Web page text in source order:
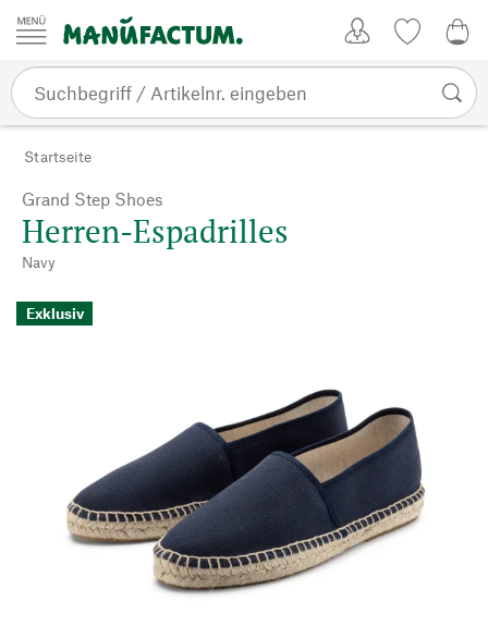
Zum Inhalt springen
Startseite
Grand Step Shoes
Herren-Espadrilles
Navy
Exklusiv